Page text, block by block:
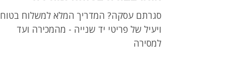
סגרתם עסקה? המדריך המלא למשלוח בטוח
ויעיל של פריטי יד שנייה - מהמכירה ועד
למסירה